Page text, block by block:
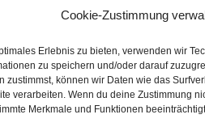
Cookie-Zustimmung
Erlebnis zu bieten, verwenden wir
zu speichern und/oder darauf
zustimmst, können wir Daten wie das
verarbeiten. Wenn du deine Zustimmung
Merkmale und Funktionen